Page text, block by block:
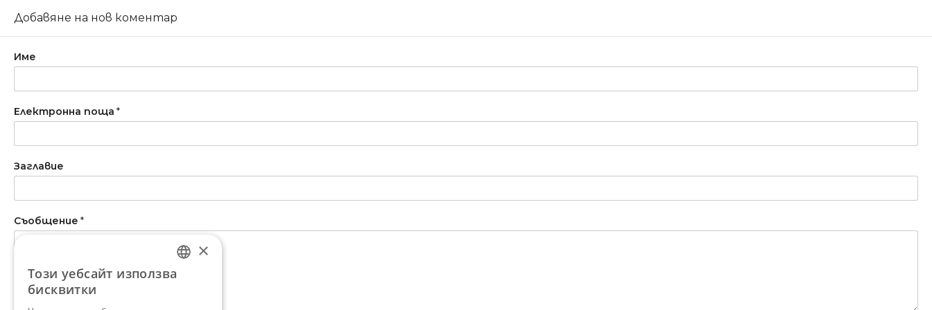
Добавяне на нов коментар
Име
Електронна поща *
Заглавие
Съобщение *
BULGARIAN
×
Този уебсайт използва
бисквитки